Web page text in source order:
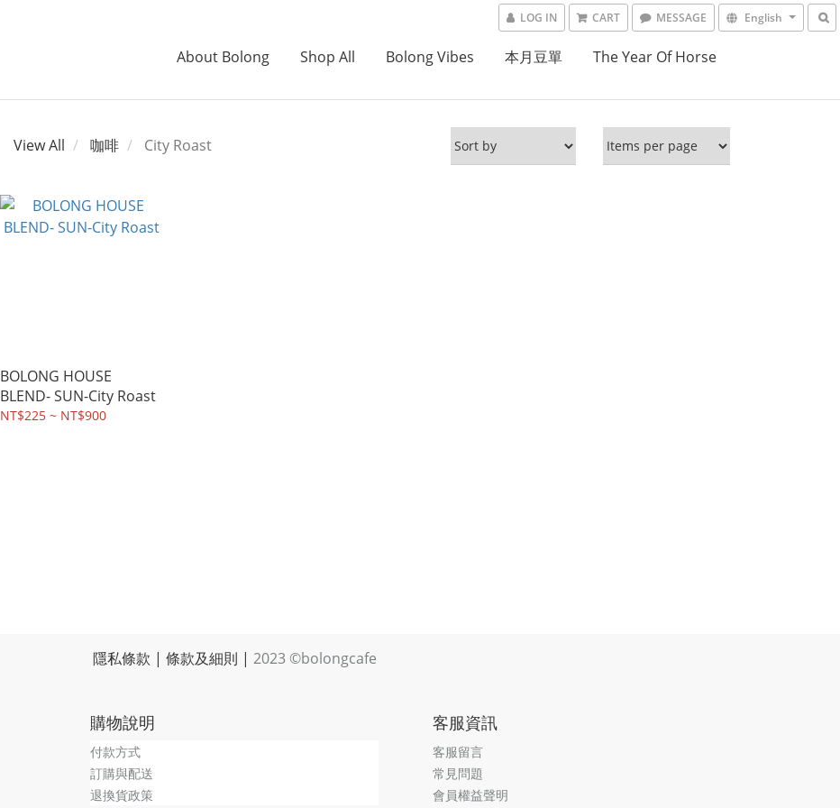
LOG IN CART MESSAGE English
About Bolong Shop All Bolong Vibes 本月豆單 The Year Of Horse
View All 咖啡 City Roast
BOLONG HOUSE
BLEND- SUN-City Roast
NT$225 ~ NT$900
隱私條款 | 條款及細則 | 2023 ©bolongcafe
購物說明
付款方式
訂購與配送
退換貨政策
客服資訊
客服留言
常見問題
會員權益聲明